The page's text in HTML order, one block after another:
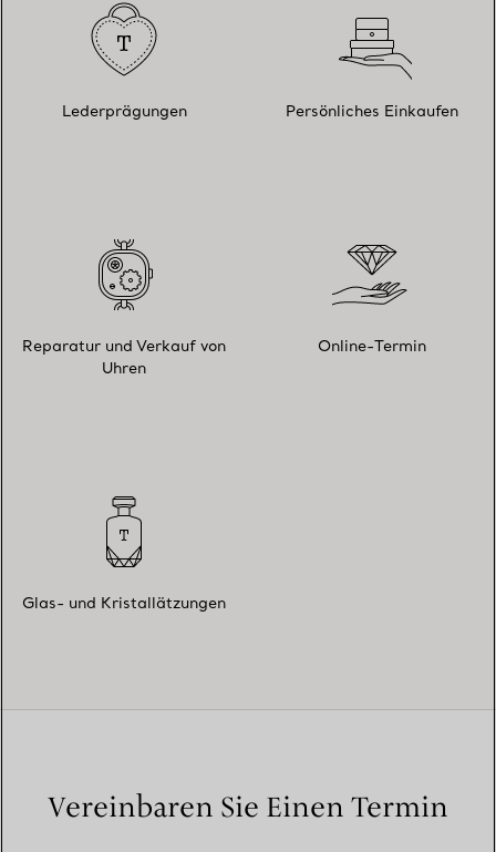
Lederprägungen Persönliches Einkaufen
Reparatur und Verkauf von
Uhren
Online-Termin
Glas- und Kristallätzungen
Vereinbaren Sie Einen Termin